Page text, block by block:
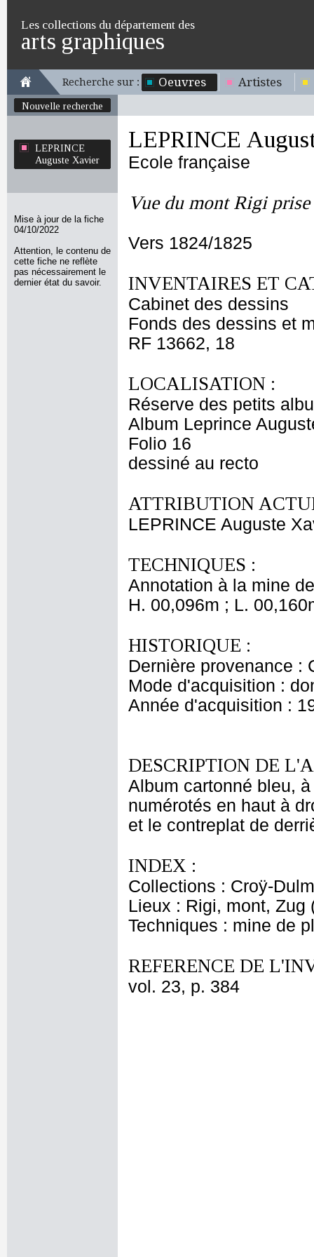
Les collections du département des
arts graphiques
Recherche sur : Oeuvres Artistes
Nouvelle recherche
LEPRINCE
Auguste Xavier
Mise à jour de la fiche
04/10/2022
Attention, le contenu de
cette fiche ne reflète
pas nécessairement le
dernier état du savoir.
LEPRINCE
Ecole française
Vue du mont Rigi
Vers 1824/1825
INVENTAIRES ET
Cabinet des dessins
Fonds des dessins et
RF 13662, 18
LOCALISATION :
Réserve des petits
Album Leprince
Folio 16
dessiné au recto
ATTRIBUTION
LEPRINCE Auguste
TECHNIQUES :
Annotation à la mine
H. 00,096m ; L.
HISTORIQUE :
Dernière provenance :
Mode d'acquisition :
Année d'acquisition :
DESCRIPTION DE
Album cartonné bleu,
numérotés en haut à
et le contreplat de
INDEX :
Collections : Croÿ-
Lieux : Rigi, mont, Zug
Techniques : mine de
REFERENCE DE
vol. 23, p. 384